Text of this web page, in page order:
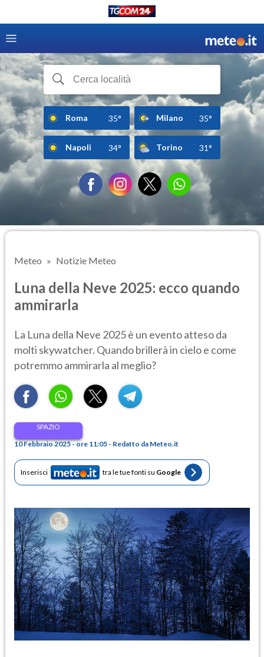
Roma 35° Milano 35°
Napoli 34° Torino 31°
Meteo Notizie Meteo
Luna della Neve 2025: ecco quando
ammirarla
La Luna della Neve 2025 è un evento atteso da
molti skywatcher. Quando brillerà in cielo e come
potremmo ammirarla al meglio?
SPAZIO
10 Febbraio 2025 - ore 11:05 - Redatto da Meteo.it
Inserisci tra le tue fonti su Google